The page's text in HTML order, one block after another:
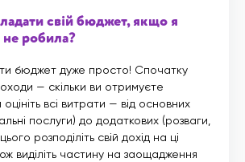
свій бюджет, якщо я
не робила?
бюджет дуже просто! Спочатку
— скільки ви отримуєте
всі витрати — від основних
послуги) до додаткових (розваги,
розподіліть свій дохід на ці
виділіть частину на заощадження